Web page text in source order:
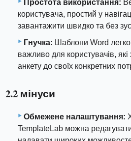
Простота використання:
користувача, простий у
завантажити швидко та без
Гнучка: Шаблони Word
важливо для користувачів, які
анкету до своїх конкретних
2.2 мінуси
Обмежене налаштування:
TemplateLab можна